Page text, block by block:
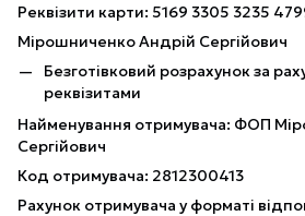
Реквізити карти: 5169 3305 3235
Мірошниченко Андрій Сергійович
Безготівковий розрахунок за
реквізитами
Найменування отримувача: ФОП
Сергійович
Код отримувача: 2812300413
Рахунок отримувача у форматі